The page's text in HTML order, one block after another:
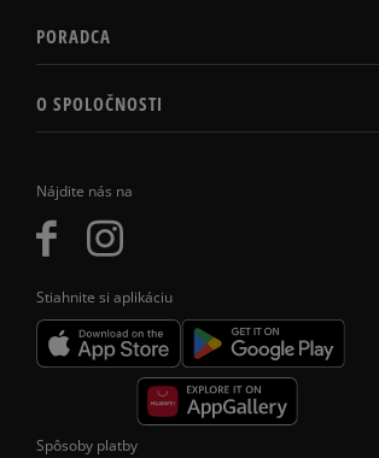
Nájdite nás na
Stiahnite si aplikáciu
PORADCA
O SPOLOČNOSTI
Spôsoby platby